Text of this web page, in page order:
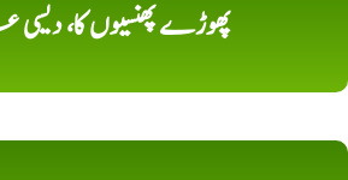
پھوڑے پھنسیوں کا،